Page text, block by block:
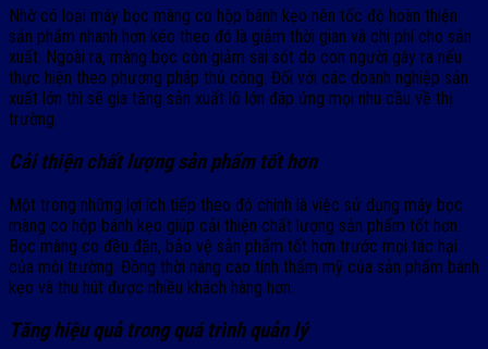
Nhờ có loại máy bọc màng co hộp bánh kẹo nên tốc độ hoàn thiện
sản phẩm nhanh hơn kéo theo đó là giảm thời gian và chi phí cho sản
xuất. Ngoài ra, màng bọc còn giảm sai sót do con người gây ra nếu
thực hiện theo phương pháp thủ công. Đối với các doanh nghiệp sản
xuất lớn thì sẽ gia tăng sản xuất lô lớn đáp ứng mọi nhu cầu về thị
trường.
Cải thiện chất lượng sản phẩm tốt hơn
Một trong những lợi ích tiếp theo đó chính là việc sử dụng máy bọc
màng co hộp bánh kẹo giúp cải thiện chất lượng sản phẩm tốt hơn.
Bọc màng co đều đặn, bảo vệ sản phẩm tốt hơn trước mọi tác hại
của môi trường. Đồng thời nâng cao tính thẩm mỹ của sản phẩm bánh
kẹo và thu hút được nhiều khách hàng hơn.
Tăng hiệu quả trong quá trình quản lý